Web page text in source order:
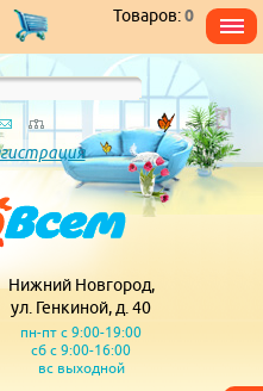
Товаров:0
Нижний Новгород,
ул. Генкиной, д. 40
пн-пт с 9:00-19:00
сб с 9:00-16:00
вс выходной